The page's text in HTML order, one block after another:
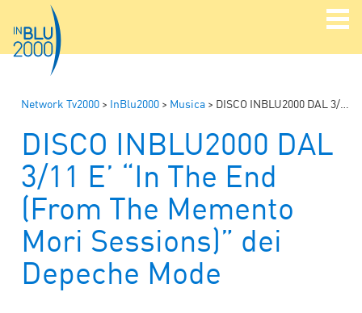
Network Tv2000 > InBlu2000 > Musica > DISCO INBLU2000 DAL 3/11 E’ “In The End (From The Memento Mori Sessions)” dei Depeche Mode
DISCO INBLU2000 DAL
3/11 E’ “In The End
(From The Memento
Mori Sessions)” dei
Depeche Mode